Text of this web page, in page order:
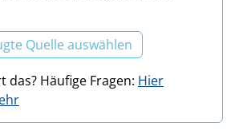
Quelle auswählen
das? Häufige Fragen: Hier